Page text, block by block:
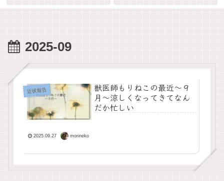
2025-09
近状報告
獣医師もりねこの最近～９
月～涼しくなってきてなん
だか忙しい
2025.09.27 morineko